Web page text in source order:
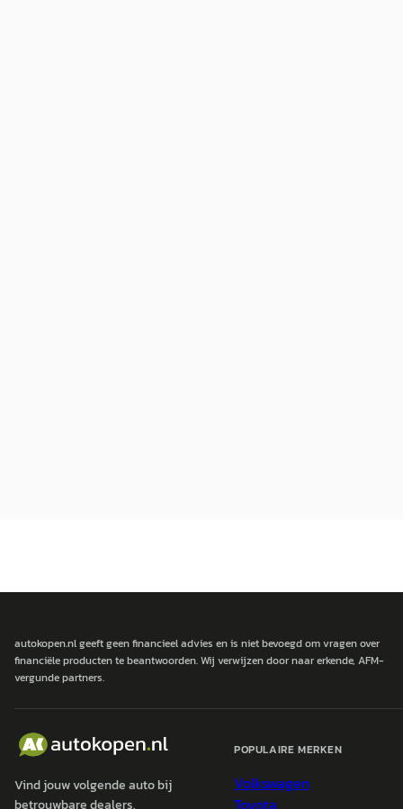
autokopen.nl geeft geen financieel advies en is niet bevoegd om vragen over
financiële producten te beantwoorden. Wij verwijzen door naar erkende, AFM-
vergunde partners.
Vind jouw volgende auto bij
betrouwbare dealers.
POPULAIRE MERKEN
Volkswagen
Toyota